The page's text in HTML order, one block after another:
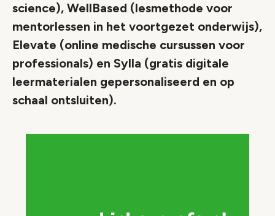
science), WellBased (lesmethode voor
mentorlessen in het voortgezet onderwijs),
Elevate (online medische cursussen voor
professionals) en Sylla (gratis digitale
leermaterialen gepersonaliseerd en op
schaal ontsluiten).